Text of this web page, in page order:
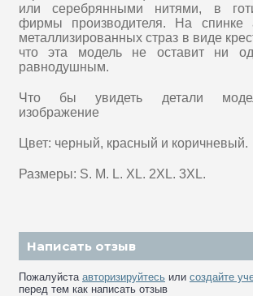
или серебрянными нитями, в
фирмы производителя. На спинке
металлизированных страз в виде
что эта модель не оставит ни
равнодушным.
Что бы увидеть детали
изображение
Цвет: черный, красный и коричневый.
Размеры: S. M. L. XL. 2XL. 3XL.
Написать отзыв
Пожалуйста авторизируйтесь или создайте
перед тем как написать отзыв